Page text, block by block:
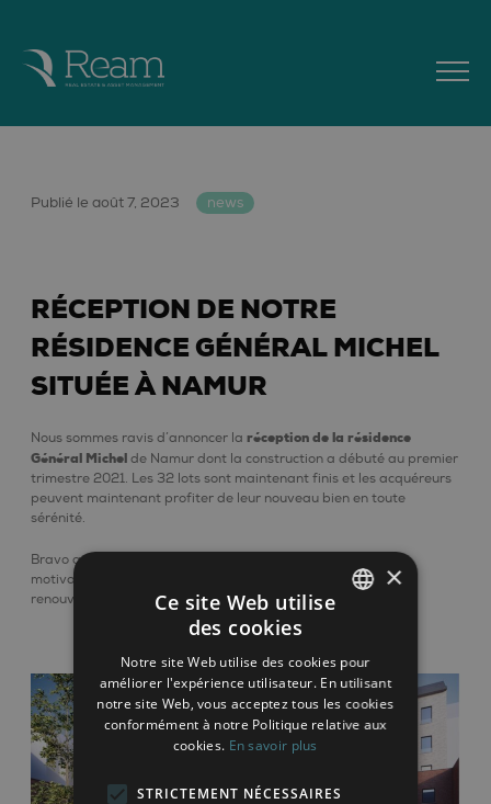
Publié le août 7, 2023 news
RÉCEPTION DE NOTRE
RÉSIDENCE GÉNÉRAL MICHEL
SITUÉE À NAMUR
Nous sommes ravis d’annoncer la réception de la résidence
Général Michel de Namur dont la construction a débuté au premier
trimestre 2021. Les 32 lots sont maintenant finis et les acquéreurs
peuvent maintenant profiter de leur nouveau bien en toute
sérénité.
Bravo aux équipes DEVLOP pour leur engagement et leur
motivation, et merci à tous nos clients pour leur confiance
renouvelée !
ENGLISH
×
Ce site Web utilise
des cookies
Notre site Web utilise des cookies pour
améliorer l'expérience utilisateur. En utilisant
notre site Web, vous acceptez tous les cookies
conformément à notre Politique relative aux
cookies. En savoir plus
STRICTEMENT NÉCESSAIRES